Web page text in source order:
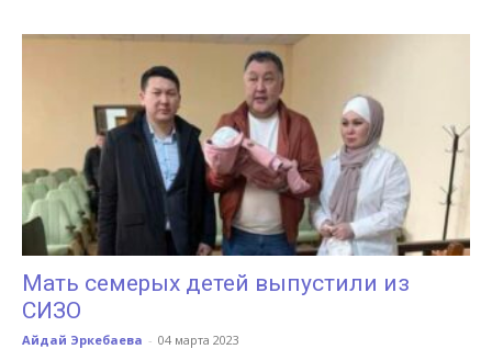
Мать семерых детей выпустили из
СИЗО
Айдай Эркебаева - 04 марта 2023